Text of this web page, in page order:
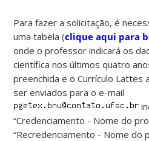
Para fazer a solicitação, é
uma tabela (clique aqui para
onde o professor indicará os
científica nos últimos quatro
preenchida e o Currículo Lattes
ser enviados para o e-mail
“Credenciamento - Nome do
“Recredenciamento - Nome do